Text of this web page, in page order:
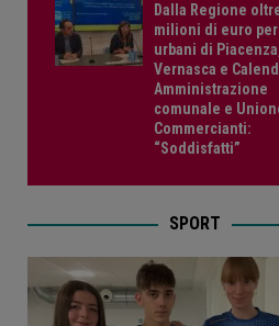
Dalla Regione
milioni di euro
urbani di
Vernasca e
Amministrazione
comunale e
Commercianti:
“Soddisfatti”
SPORT